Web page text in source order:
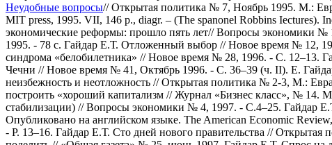
Неудобные вопросы// Открытая политика № 7, Ноябрь 1995. М.:
MIT press, 1995. VII, 146 p., diagr. – (The spanonel Robbins
экономические реформы: прошло пять лет// Вопросы экономики №
1995. - 78 с. Гайдар Е.Т. Отложенный выбор // Новое время № 12,
синдрома «белобилетника» // Новое время № 28, 1996. - С. 12–13.
Чечни // Новое время № 41, Октябрь 1996. - С. 36–39 (ч. II). Е.
неизбежность и неотложность // Открытая политика № 2-3, М.:
построить «хороший капитализм // Журнал «Бизнес класс», № 14.
стабилизации) // Вопросы экономики № 4, 1997. - С.4–25. Гайдар
Опубликовано на английском языке. The American Economic
- P. 13–16. Гайдар Е.Т. Сто дней нового правительства //